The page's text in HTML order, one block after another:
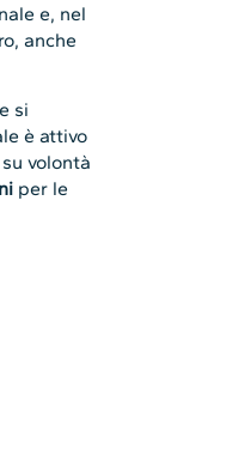
e, nel
anche
si
è attivo
volontà
per le